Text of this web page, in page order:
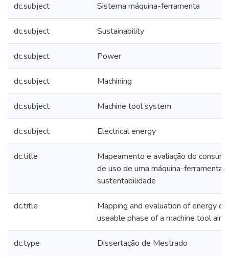
dc.subject Sistema máquina-ferramenta
dc.subject Sustainability
dc.subject Power
dc.subject Machining
dc.subject Machine tool system
dc.subject Electrical energy
dc.title
Mapeamento e avaliação do
de uso de uma máquina-ferramenta
sustentabilidade
dc.title
Mapping and evaluation of energy
useable phase of a machine tool
dc.type Dissertação de Mestrado